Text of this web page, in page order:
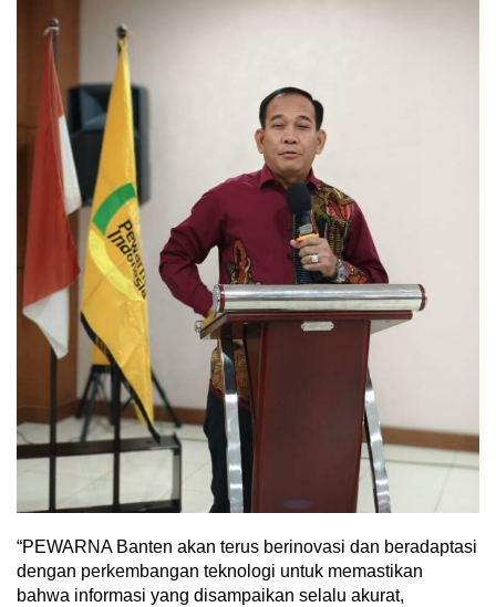
“PEWARNA Banten akan terus berinovasi dan beradaptasi
dengan perkembangan teknologi untuk memastikan
bahwa informasi yang disampaikan selalu akurat,